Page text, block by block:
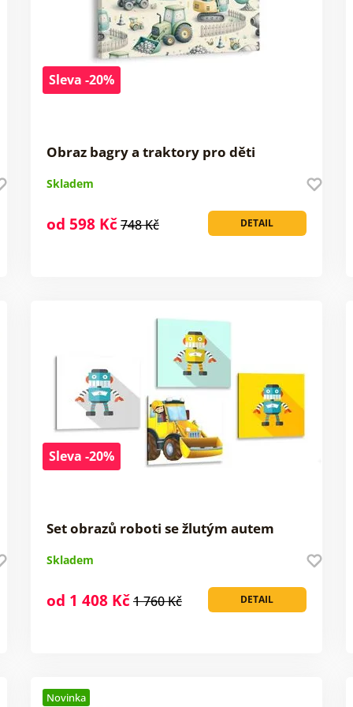
Sleva -20%
Obraz bagry a traktory pro děti
Skladem
DETAIL
od 598 Kč748 Kč
Sleva -20%
Set obrazů roboti se žlutým autem
Skladem
DETAIL
od 1 408 Kč1 760 Kč
Novinka